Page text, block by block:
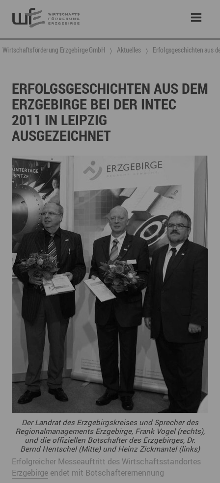
Wirtschaftsförderung Erzgebirge GmbH Aktuelles Erfolgsgeschichten aus
ERFOLGSGESCHICHTEN AUS DEM
ERZGEBIRGE BEI DER INTEC
2011 IN LEIPZIG
AUSGEZEICHNET
Der Landrat des Erzgebirgskreises und Sprecher des
Regionalmanagements Erzgebirge, Frank Vogel (rechts),
und die offiziellen Botschafter des Erzgebirges, Dr.
Bernd Hentschel (Mitte) und Heinz Zickmantel (links)
Erfolgreicher Messeauftritt des Wirtschaftsstandortes
Erzgebirge endet mit Botschafterernennung